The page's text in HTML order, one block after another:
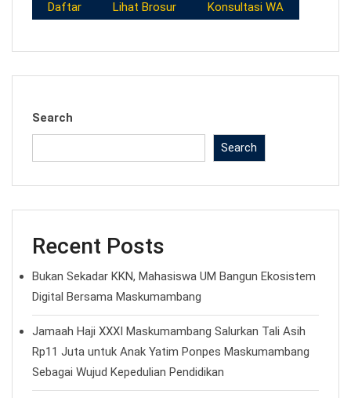
Daftar Lihat Brosur Konsultasi WA
Search
Search
Recent Posts
Bukan Sekadar KKN, Mahasiswa UM Bangun Ekosistem
Digital Bersama Maskumambang
Jamaah Haji XXXI Maskumambang Salurkan Tali Asih
Rp11 Juta untuk Anak Yatim Ponpes Maskumambang
Sebagai Wujud Kepedulian Pendidikan